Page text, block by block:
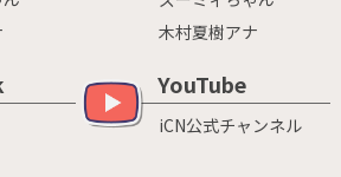
木村夏樹アナ
YouTube
iCN公式チャンネル